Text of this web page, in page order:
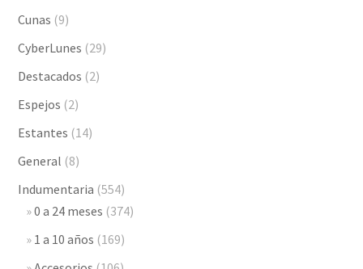
Cunas (9)
CyberLunes (29)
Destacados (2)
Espejos (2)
Estantes (14)
General (8)
Indumentaria (554)
0 a 24 meses (374)
1 a 10 años (169)